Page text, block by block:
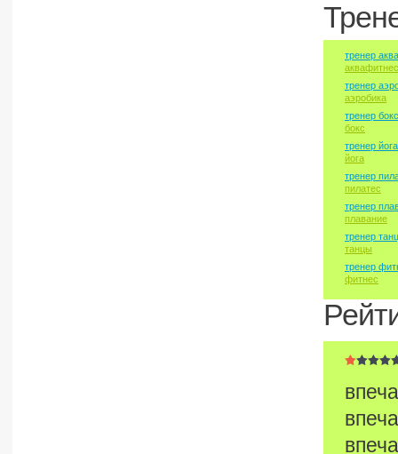
тренер
аквафитнес
тренер
аэробика
тренер бокс
бокс
тренер йога
йога
тренер
пилатес
тренер
плавание
тренер
танцы
тренер
фитнес